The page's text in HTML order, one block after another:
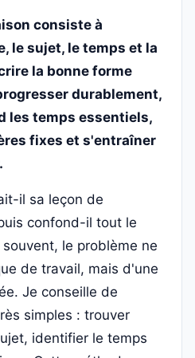
consiste à
le sujet, le temps et la
la bonne forme
durablement,
les temps essentiels,
fixes et s'entraîner
il sa leçon de
confond-il tout le
le problème ne
de travail, mais d'une
Je conseille de
simples : trouver
identifier le temps